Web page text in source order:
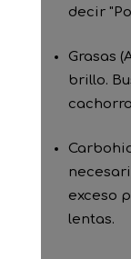
decir
Grasas
brillo.
exceso
lentas.